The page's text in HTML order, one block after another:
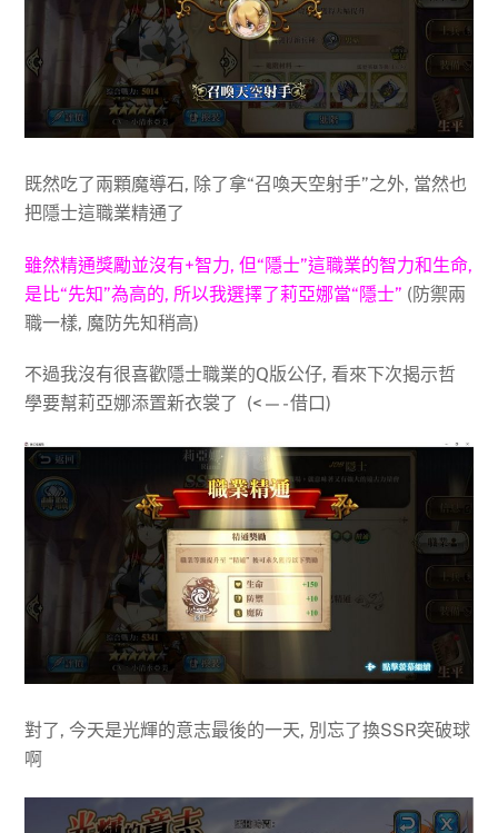
既然吃了兩顆魔導石, 除了拿“召喚天空射手”之外, 當然也
把隱士這職業精通了
雖然精通獎勵並沒有+智力, 但“隱士”這職業的智力和生命,
是比“先知”為高的, 所以我選擇了莉亞娜當“隱士” (防禦兩
職一樣, 魔防先知稍高)
不過我沒有很喜歡隱士職業的Q版公仔, 看來下次揭示哲
學要幫莉亞娜添置新衣裳了 (<—- 借口)
對了, 今天是光輝的意志最後的一天, 別忘了換SSR突破球
啊